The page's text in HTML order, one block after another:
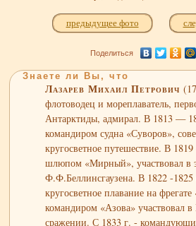
предыдущее фото
Поделиться
Знаете ли Вы, что
Лазарев Михаил Петрович
флотоводец и мореплаватель,
Антарктиды, адмирал. В 1813 —
командиром судна «Суворов»,
кругосветное путешествие. В
шлюпом «Мирный», участвовал в
Ф.Ф.Беллинсгаузена. В 1822 -1825
кругосветное плавание на
командиром «Азова» участвовал
сражении. С 1833 г. -